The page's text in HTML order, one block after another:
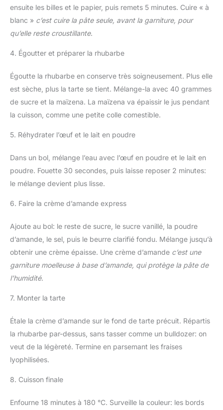
ensuite les billes et le papier, puis remets 5 minutes. Cuire « à
blanc » c’est cuire la pâte seule, avant la garniture, pour
qu’elle reste croustillante.
4. Égoutter et préparer la rhubarbe
Égoutte la rhubarbe en conserve très soigneusement. Plus elle
est sèche, plus la tarte se tient. Mélange-la avec 40 grammes
de sucre et la maïzena. La maïzena va épaissir le jus pendant
la cuisson, comme une petite colle comestible.
5. Réhydrater l’œuf et le lait en poudre
Dans un bol, mélange l’eau avec l’œuf en poudre et le lait en
poudre. Fouette 30 secondes, puis laisse reposer 2 minutes:
le mélange devient plus lisse.
6. Faire la crème d’amande express
Ajoute au bol: le reste de sucre, le sucre vanillé, la poudre
d’amande, le sel, puis le beurre clarifié fondu. Mélange jusqu’à
obtenir une crème épaisse. Une crème d’amande c’est une
garniture moelleuse à base d’amande, qui protège la pâte de
l’humidité.
7. Monter la tarte
Étale la crème d’amande sur le fond de tarte précuit. Répartis
la rhubarbe par-dessus, sans tasser comme un bulldozer: on
veut de la légèreté. Termine en parsemant les fraises
lyophilisées.
8. Cuisson finale
Enfourne 18 minutes à 180 °C. Surveille la couleur: les bords